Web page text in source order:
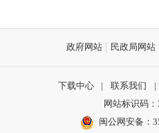
政府网站 民政局网站
下载中心 | 联系我们 |
网站标识码
闽公网安备：